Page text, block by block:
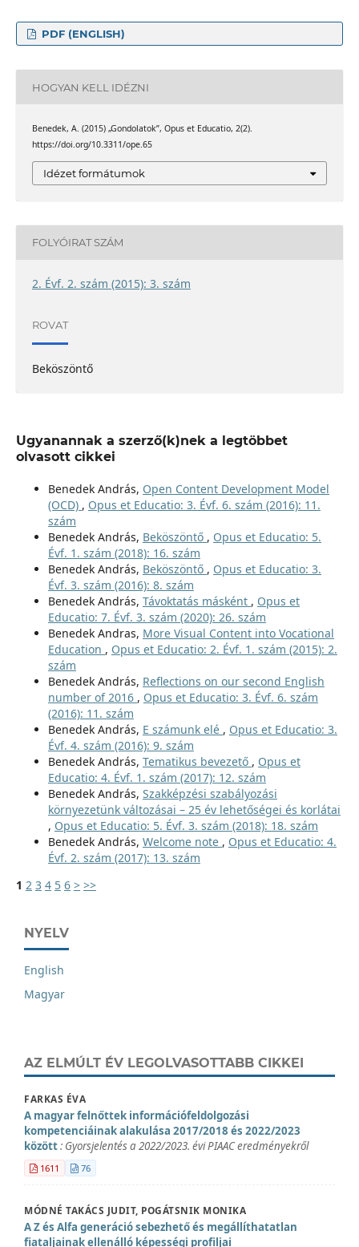
PDF (ENGLISH)
HOGYAN KELL IDÉZNI
Benedek, A. (2015) „Gondolatok”, Opus et Educatio, 2(2).
https://doi.org/10.3311/ope.65
Idézet formátumok
FOLYÓIRAT SZÁM
2. Évf. 2. szám (2015): 3. szám
ROVAT
Beköszöntő
Ugyanannak a szerző(k)nek a legtöbbet
olvasott cikkei
Benedek András, Open Content Development Model
(OCD) , Opus et Educatio: 3. Évf. 6. szám (2016): 11.
szám
Benedek András, Beköszöntő , Opus et Educatio: 5.
Évf. 1. szám (2018): 16. szám
Benedek András, Beköszöntő , Opus et Educatio: 3.
Évf. 3. szám (2016): 8. szám
Benedek András, Távoktatás másként , Opus et
Educatio: 7. Évf. 3. szám (2020): 26. szám
Benedek Andras, More Visual Content into Vocational
Education , Opus et Educatio: 2. Évf. 1. szám (2015): 2.
szám
Benedek András, Reflections on our second English
number of 2016 , Opus et Educatio: 3. Évf. 6. szám
(2016): 11. szám
Benedek András, E számunk elé , Opus et Educatio: 3.
Évf. 4. szám (2016): 9. szám
Benedek András, Tematikus bevezető , Opus et
Educatio: 4. Évf. 1. szám (2017): 12. szám
Benedek András, Szakképzési szabályozási
környezetünk változásai – 25 év lehetőségei és korlátai
, Opus et Educatio: 5. Évf. 3. szám (2018): 18. szám
Benedek András, Welcome note , Opus et Educatio: 4.
Évf. 2. szám (2017): 13. szám
1 2 3 4 5 6 > >>
NYELV
English
Magyar
AZ ELMÚLT ÉV LEGOLVASOTTABB CIKKEI
FARKAS ÉVA
A magyar felnőttek információfeldolgozási
kompetenciáinak alakulása 2017/2018 és 2022/2023
között: Gyorsjelentés a 2022/2023. évi PIAAC eredményekről
1611 76
MÓDNÉ TAKÁCS JUDIT, POGÁTSNIK MONIKA
A Z és Alfa generáció sebezhető és megállíthatatlan
fiataljainak ellenálló képességi profiljai